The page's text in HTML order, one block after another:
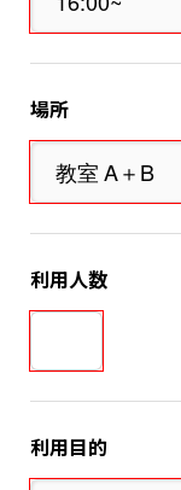
場所
利用人数
利用目的